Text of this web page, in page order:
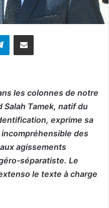
Telegram
les colonnes de notre
Salah Tamek, natif du
exprime sa
des
agissements
séparatiste. Le
le texte à charge